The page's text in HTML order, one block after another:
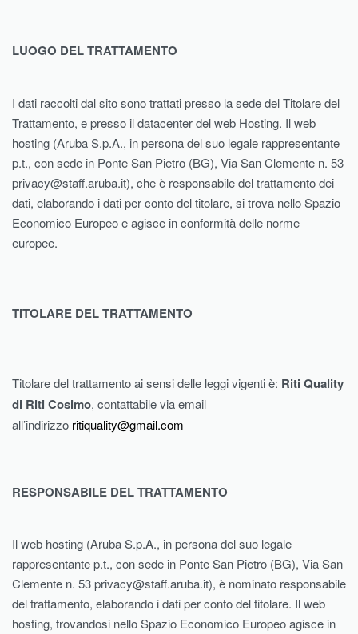
LUOGO DEL TRATTAMENTO
I dati raccolti dal sito sono trattati presso la sede del Titolare del
Trattamento, e presso il datacenter del web Hosting. Il web
hosting (Aruba S.p.A., in persona del suo legale rappresentante
p.t., con sede in Ponte San Pietro (BG), Via San Clemente n. 53
privacy@staff.aruba.it), che è responsabile del trattamento dei
dati, elaborando i dati per conto del titolare, si trova nello Spazio
Economico Europeo e agisce in conformità delle norme
europee.
TITOLARE DEL TRATTAMENTO
Titolare del trattamento ai sensi delle leggi vigenti è: Riti Quality
di Riti Cosimo, contattabile via email
all’indirizzo ritiquality@gmail.com
RESPONSABILE DEL TRATTAMENTO
Il web hosting (Aruba S.p.A., in persona del suo legale
rappresentante p.t., con sede in Ponte San Pietro (BG), Via San
Clemente n. 53 privacy@staff.aruba.it), è nominato responsabile
del trattamento, elaborando i dati per conto del titolare. Il web
hosting, trovandosi nello Spazio Economico Europeo agisce in